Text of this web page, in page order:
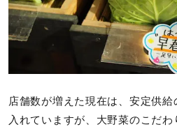
店舗数が増えた現在は、安定供
入れていますが、大野菜のこだ